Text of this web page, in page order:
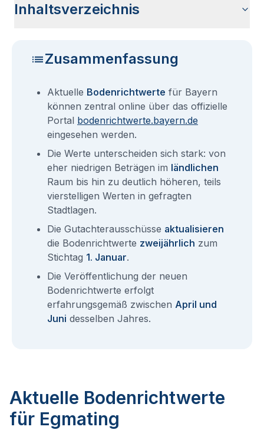
Inhaltsverzeichnis
Bodenrichtwerten gleichzusetzen?
Egmating?
EgmatingZusammenfassung
Aktuelle Bodenrichtwerte für Bayern
können zentral online über das offizielle
Portal bodenrichtwerte.bayern.de
eingesehen werden.
Die Werte unterscheiden sich stark: von
eher niedrigen Beträgen im ländlichen
Raum bis hin zu deutlich höheren, teils
vierstelligen Werten in gefragten
Stadtlagen.
Die Gutachterausschüsse aktualisieren
die Bodenrichtwerte zweijährlich zum
Stichtag 1. Januar.
Die Veröffentlichung der neuen
Bodenrichtwerte erfolgt
erfahrungsgemäß zwischen April und
Juni desselben Jahres.
Aktuelle Bodenrichtwerte
für Egmating